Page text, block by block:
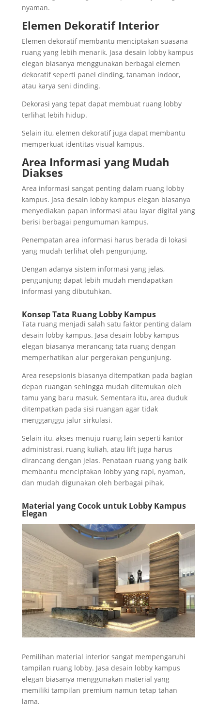
nyaman.
Elemen Dekoratif Interior
Elemen dekoratif membantu menciptakan suasana
ruang yang lebih menarik. Jasa desain lobby kampus
elegan biasanya menggunakan berbagai elemen
dekoratif seperti panel dinding, tanaman indoor,
atau karya seni dinding.
Dekorasi yang tepat dapat membuat ruang lobby
terlihat lebih hidup.
Selain itu, elemen dekoratif juga dapat membantu
memperkuat identitas visual kampus.
Area Informasi yang Mudah
Diakses
Area informasi sangat penting dalam ruang lobby
kampus. Jasa desain lobby kampus elegan biasanya
menyediakan papan informasi atau layar digital yang
berisi berbagai pengumuman kampus.
Penempatan area informasi harus berada di lokasi
yang mudah terlihat oleh pengunjung.
Dengan adanya sistem informasi yang jelas,
pengunjung dapat lebih mudah mendapatkan
informasi yang dibutuhkan.
Konsep Tata Ruang Lobby Kampus
Tata ruang menjadi salah satu faktor penting dalam
desain lobby kampus. Jasa desain lobby kampus
elegan biasanya merancang tata ruang dengan
memperhatikan alur pergerakan pengunjung.
Area resepsionis biasanya ditempatkan pada bagian
depan ruangan sehingga mudah ditemukan oleh
tamu yang baru masuk. Sementara itu, area duduk
ditempatkan pada sisi ruangan agar tidak
mengganggu jalur sirkulasi.
Selain itu, akses menuju ruang lain seperti kantor
administrasi, ruang kuliah, atau lift juga harus
dirancang dengan jelas. Penataan ruang yang baik
membantu menciptakan lobby yang rapi, nyaman,
dan mudah digunakan oleh berbagai pihak.
Material yang Cocok untuk Lobby Kampus
Elegan
Pemilihan material interior sangat mempengaruhi
tampilan ruang lobby. Jasa desain lobby kampus
elegan biasanya menggunakan material yang
memiliki tampilan premium namun tetap tahan
lama.